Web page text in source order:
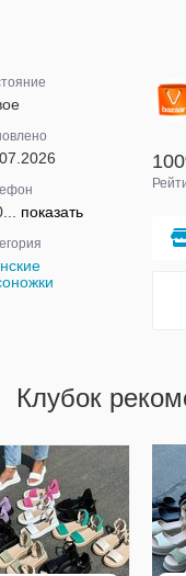
показать
Клубок